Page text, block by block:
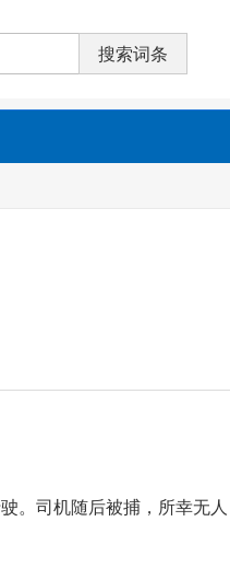
。司机随后被捕，所幸无人